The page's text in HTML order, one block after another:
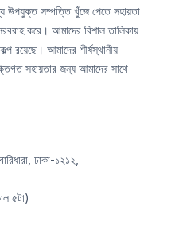
উপযুক্ত সম্পত্তি খুঁজে পেতে সহায়তা
করে। আমাদের বিশাল তালিকায়
রয়েছে। আমাদের শীর্ষস্থানীয়
সহায়তার জন্য আমাদের সাথে
ঢাকা-১২১২,
৫টা)